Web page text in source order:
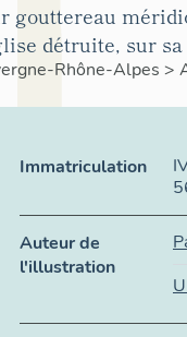
gouttereau
détruite, sur
Rhône-Alpes >
Immatriculation
Auteur de
l'illustration